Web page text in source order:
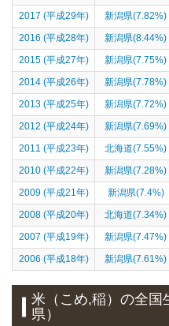
2017 (平成29年)
新潟県(7.82%)
2016 (平成28年)
新潟県(8.44%)
2015 (平成27年)
新潟県(7.75%)
2014 (平成26年)
新潟県(7.78%)
2013 (平成25年)
新潟県(7.72%)
2012 (平成24年)
新潟県(7.69%)
2011 (平成23年)
北海道(7.55%)
2010 (平成22年)
新潟県(7.28%)
2009 (平成21年)
新潟県(7.4%)
2008 (平成20年)
北海道(7.34%)
2007 (平成19年)
新潟県(7.47%)
2006 (平成18年)
新潟県(7.61%)
米（こめ,稲）の全国
県）